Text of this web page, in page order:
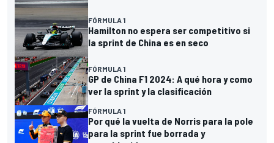
FÓRMULA 1
Hamilton no espera ser competitivo si
la sprint de China es en seco
FÓRMULA 1
GP de China F1 2024: A qué hora y como
ver la sprint y la clasificación
FÓRMULA 1
Por qué la vuelta de Norris para la pole
para la sprint fue borrada y